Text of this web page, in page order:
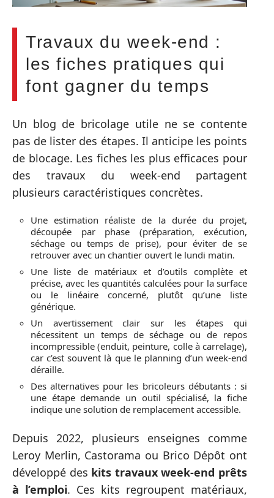
Travaux du week-end :
les fiches pratiques qui
font gagner du temps
Un blog de bricolage utile ne se contente
pas de lister des étapes. Il anticipe les points
de blocage. Les fiches les plus efficaces pour
des travaux du week-end partagent
plusieurs caractéristiques concrètes.
Une estimation réaliste de la durée du projet,
découpée par phase (préparation, exécution,
séchage ou temps de prise), pour éviter de se
retrouver avec un chantier ouvert le lundi matin.
Une liste de matériaux et d’outils complète et
précise, avec les quantités calculées pour la surface
ou le linéaire concerné, plutôt qu’une liste
générique.
Un avertissement clair sur les étapes qui
nécessitent un temps de séchage ou de repos
incompressible (enduit, peinture, colle à carrelage),
car c’est souvent là que le planning d’un week-end
déraille.
Des alternatives pour les bricoleurs débutants : si
une étape demande un outil spécialisé, la fiche
indique une solution de remplacement accessible.
Depuis 2022, plusieurs enseignes comme
Leroy Merlin, Castorama ou Brico Dépôt ont
développé des kits travaux week-end prêts
à l’emploi. Ces kits regroupent matériaux,